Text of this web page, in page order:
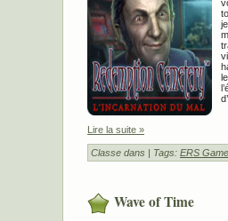
Lire la suite »
Classe dans | Tags: ERS
Wave of Time